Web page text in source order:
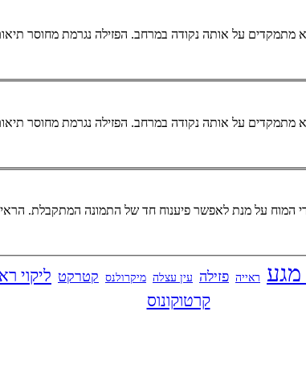
לא מתמקדים על אותה נקודה במרחב. הפזילה נגרמת מחוסר
לא מתמקדים על אותה נקודה במרחב. הפזילה נגרמת מחוסר
ראייה פזילה עין עצלה מיקרולנס קטרקט ליקוי
קרטוקונוס